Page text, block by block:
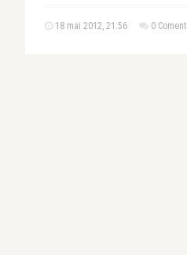
18 mai 2012, 21:56 0